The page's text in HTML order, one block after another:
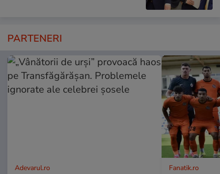
PARTENERI
Adevarul.ro Fanatik.ro